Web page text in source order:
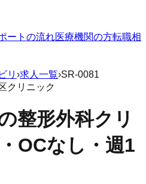
ートの流れ医療機関の方転職相
リ ›求人一覧›SR-0081
クリニック
整形外科クリ
OCなし・週1